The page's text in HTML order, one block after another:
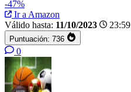
-47%
Ir a Amazon
Válido hasta: 11/10/2023 23:59
Puntuación: 736
0